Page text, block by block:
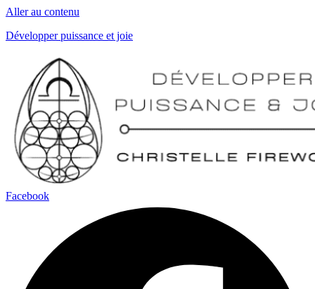
Aller au contenu
Développer puissance et joie
Facebook